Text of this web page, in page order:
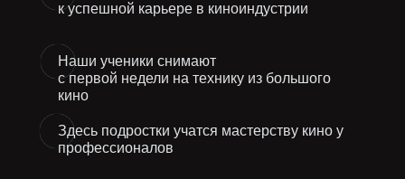
Наши ученики снимают
с первой недели на технику из большого
кино
Здесь подростки учатся мастерству кино у
профессионалов
к успешной карьере в киноиндустрии